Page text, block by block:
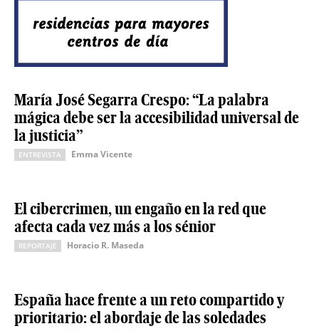
María José Segarra Crespo: “La palabra
mágica debe ser la accesibilidad universal de
la justicia”
ENTREVISTA Emma Vicente
El cibercrimen, un engaño en la red que
afecta cada vez más a los sénior
REPORTAJE Horacio R. Maseda
España hace frente a un reto compartido y
prioritario: el abordaje de las soledades